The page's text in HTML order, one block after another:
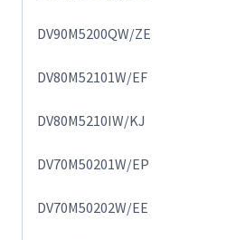
DV90M5200QW/ZE
DV80M52101W/EF
DV80M5210IW/KJ
DV70M50201W/EP
DV70M50202W/EE